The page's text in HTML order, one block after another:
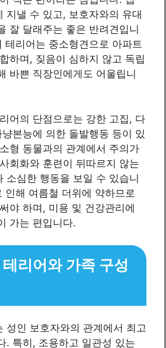
지낼 수 있고, 보호자와의 유대
잘 달래주는 좋은 반려견입니
테리어는 중소형견으로 아파트
하며, 짖음이 심하지 않고 독립
바쁜 직장인에게도 어울립니
어의 단점으로는 강한 고집, 다
본능에 의한 돌발행동 등이 있
형 동물과의 관계에서 주의가
회화와 훈련이 뒤따르지 않는
소심한 행동을 보일 수 있습니
인해 여름철 더위에 약하므로
야 하며, 미용 및 건강관리에
가는 편입니다.
리어와 가족 구성
성인 보호자와의 관계에서 최고
. 특히, 조용하고 일관성 있는